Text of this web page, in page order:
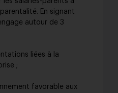
En signant
autour de 3
liées à la
;
favorable aux